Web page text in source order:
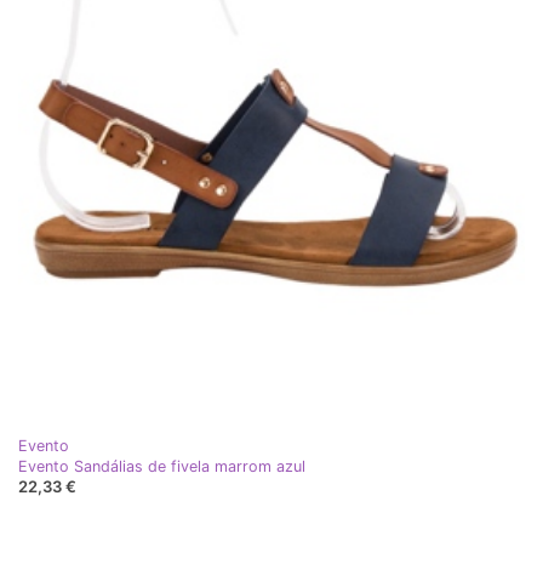
Evento
Evento Sandálias de fivela marrom azul
22,33 €